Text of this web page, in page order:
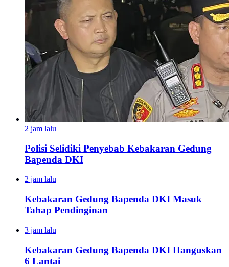
2 jam lalu
Polisi Selidiki Penyebab Kebakaran Gedung
Bapenda DKI
2 jam lalu
Kebakaran Gedung Bapenda DKI Masuk
Tahap Pendinginan
3 jam lalu
Kebakaran Gedung Bapenda DKI Hanguskan
6 Lantai